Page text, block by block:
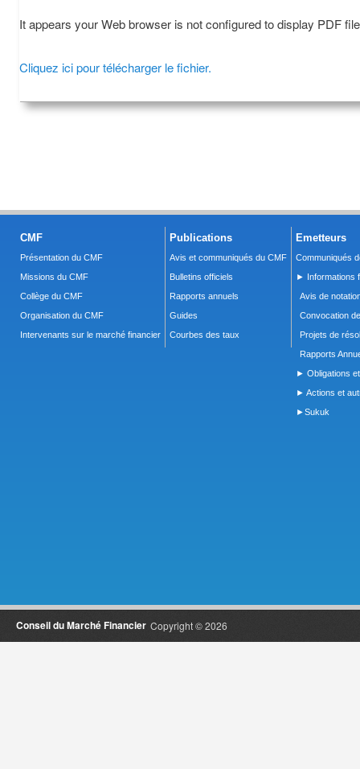
It appears your Web browser is not configured to display PDF
Cliquez ici pour télécharger le fichier.
CMF
Présentation du CMF
Missions du CMF
Collège du CMF
Organisation du CMF
Intervenants sur le marché financier
Publications
Avis et communiqués du CMF
Bulletins officiels
Rapports annuels
Guides
Courbes des taux
Emetteurs
Communiqués
► Informations
Avis de
Convocation
Projets de
Rapports
► Obligations
► Actions et
►Sukuk
Copyright © 2026
Conseil du Marché Financier